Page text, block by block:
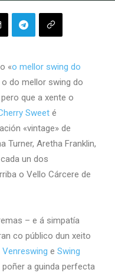
«o mellor swing do
do mellor swing do
que a xente o
Sweet é
«vintage» de
Turner, Aretha Franklin,
un dos
o Vello Cárcere de
– e á simpatía
co público dun xeito
Venreswing e Swing
a guinda perfecta